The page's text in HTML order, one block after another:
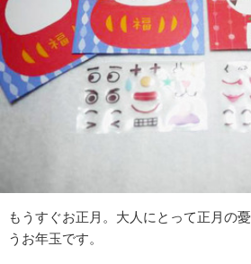
もうすぐお正月。大人にとって正月の
うお年玉です。